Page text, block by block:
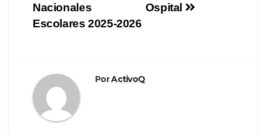
Ospital
Nacionales
Escolares 2025-2026
PorActivoQ